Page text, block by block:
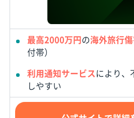
最高2000万円の海外旅行
付帯）
利用通知サービスにより、
しやすい